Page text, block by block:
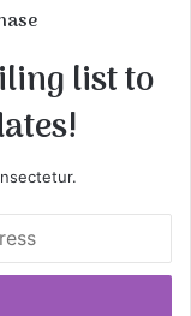
list to